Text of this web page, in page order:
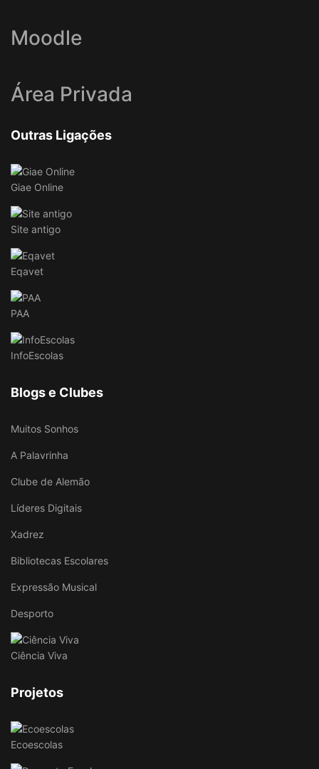
Moodle
Área Privada
Outras Ligações
Giae Online
Site antigo
Eqavet
PAA
InfoEscolas
Blogs e Clubes
Muitos Sonhos
A Palavrinha
Clube de Alemão
Líderes Digitais
Xadrez
Bibliotecas Escolares
Expressão Musical
Desporto
Ciência Viva
Projetos
Ecoescolas